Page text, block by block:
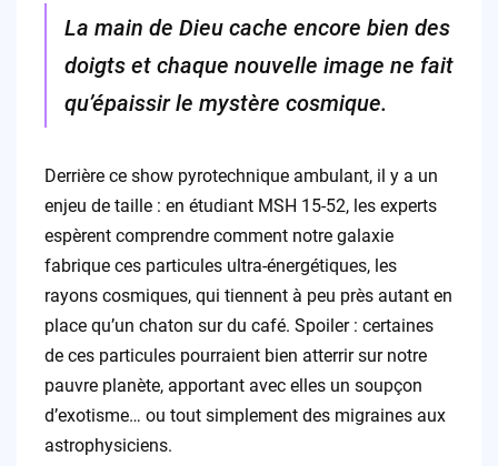
La main de Dieu cache encore bien des
doigts et chaque nouvelle image ne fait
qu’épaissir le mystère cosmique.
Derrière ce show pyrotechnique ambulant, il y a un
enjeu de taille : en étudiant MSH 15-52, les experts
espèrent comprendre comment notre galaxie
fabrique ces particules ultra-énergétiques, les
rayons cosmiques, qui tiennent à peu près autant en
place qu’un chaton sur du café. Spoiler : certaines
de ces particules pourraient bien atterrir sur notre
pauvre planète, apportant avec elles un soupçon
d’exotisme… ou tout simplement des migraines aux
astrophysiciens.